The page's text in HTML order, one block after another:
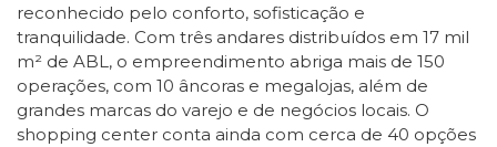
reconhecido pelo conforto, sofisticação e
tranquilidade. Com três andares distribuídos em 17 mil
m² de ABL, o empreendimento abriga mais de 150
operações, com 10 âncoras e megalojas, além de
grandes marcas do varejo e de negócios locais. O
shopping center conta ainda com cerca de 40 opções